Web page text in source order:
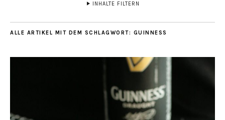
INHALTE FILTERN
ALLE ARTIKEL MIT DEM SCHLAGWORT: GUINNESS